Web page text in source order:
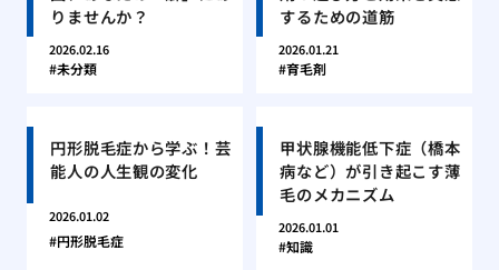
りませんか？
2026.02.16
未分類
するための道筋
2026.01.21
育毛剤
円形脱毛症から学ぶ！芸
能人の人生観の変化
2026.01.02
円形脱毛症
甲状腺機能低下症（橋本
病など）が引き起こす薄
毛のメカニズム
2026.01.01
知識